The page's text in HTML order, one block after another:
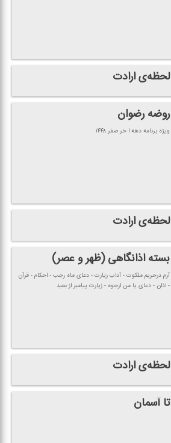
لحظه‌ی ارادت
روضه رضوان
ویژه برنامه دهه ا خر صفر ۱۴۴۸
لحظه‌ی ارادت
بسته اذانگاهی (ظهر و عصر)
آرم درحریم ملكوت - آداب زیارت - دعای ماه رجب - احكام - قرآن
- اذان - دعای یا من ارجوه - زیارت پیامبر از بعید
لحظه‌ی ارادت
تا آسمان